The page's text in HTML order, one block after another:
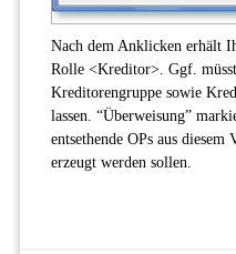
Nach dem Anklicken erhält
Rolle <Kreditor>. Ggf.
Kreditorengruppe sowie
lassen. “Überweisung”
entsethende OPs aus diesem
erzeugt werden sollen.